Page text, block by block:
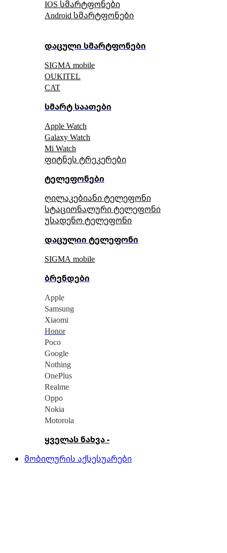
IOS სმარტფონები
Android სმარტფონები
დაცული სმარტფონები
SIGMA mobile
OUKITEL
CAT
სმარტ საათები
Apple Watch
Galaxy Watch
Mi Watch
ფიტნეს ტრეკერები
ტელეფონები
ღილაკებიანი ტელეფონი
სტაციონალური ტელეფონი
უსადენო ტელეფონი
დაცულიი ტელეფონი
SIGMA mobile
ბრენდები
Apple
Samsung
Xiaomi
Honor
Poco
Google
Nothing
OnePlus
Realme
Oppo
Nokia
Motorola
ყველას ნახვა -
მობილურის აქსესუარები